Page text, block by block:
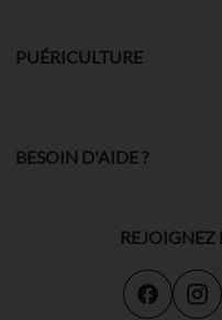
PUÉRICULTURE
BESOIN D'AIDE ?